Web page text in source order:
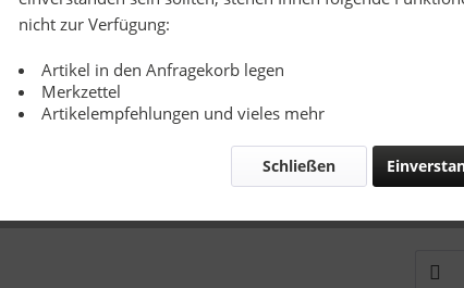
nicht zur Verfügung:
Artikel in den Anfragekorb legen
Merkzettel
Artikelempfehlungen und vieles mehr
Schließen